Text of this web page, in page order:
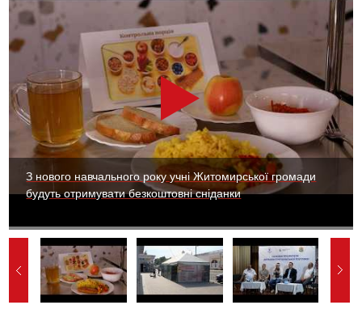
З нового навчального року учні Житомирської громади
будуть отримувати безкоштовні сніданки